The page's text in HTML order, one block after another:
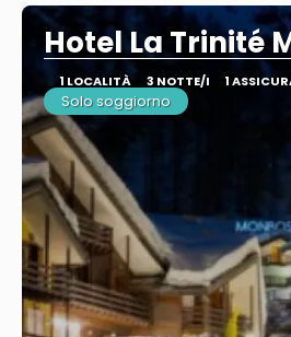
Hotel La Trinité
1 LOCALITÀ 3 NOTTE/I 1
Solo soggiorno